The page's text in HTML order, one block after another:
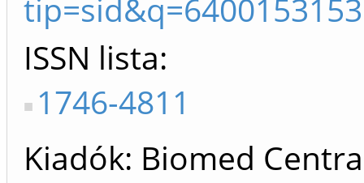
tip=sid&q=6400153153
ISSN lista
1746-4811
Kiadók Biomed